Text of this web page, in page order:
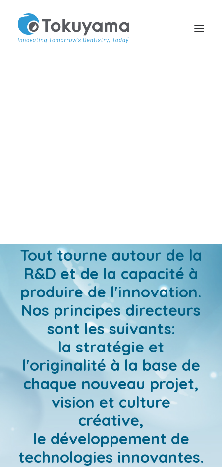
Tout tourne autour de la
R&D et de la capacité à
produire de l'innovation.
Nos principes directeurs
sont les suivants:
la stratégie et
l'originalité à la base de
chaque nouveau projet,
vision et culture
créative,
le développement de
technologies innovantes.